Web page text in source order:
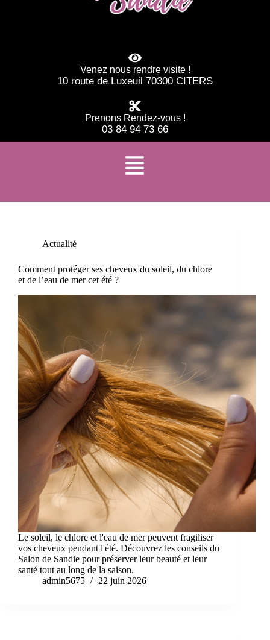
Venez nous rendre visite !
10 route de Luxeuil 70300 CITERS
Prenons Rendez-vous !
03 84 94 73 66
Actualité
Comment protéger ses cheveux du soleil, du chlore
et de l’eau de mer cet été ?
Le soleil, le chlore et l'eau de mer peuvent fragiliser
vos cheveux pendant l'été. Découvrez les conseils du
Salon de Sandie pour préserver leur beauté et leur
santé tout au long de la saison.
admin5675
22 juin 2026